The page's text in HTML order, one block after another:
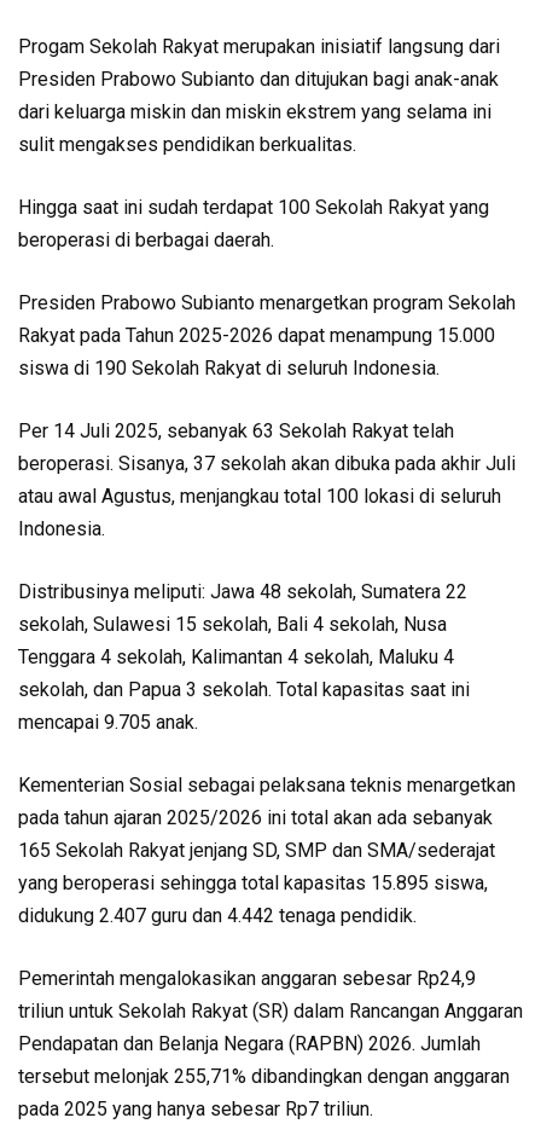
Progam Sekolah Rakyat merupakan inisiatif langsung dari
Presiden Prabowo Subianto dan ditujukan bagi anak-anak
dari keluarga miskin dan miskin ekstrem yang selama ini
sulit mengakses pendidikan berkualitas.
Hingga saat ini sudah terdapat 100 Sekolah Rakyat yang
beroperasi di berbagai daerah.
Presiden Prabowo Subianto menargetkan program Sekolah
Rakyat pada Tahun 2025-2026 dapat menampung 15.000
siswa di 190 Sekolah Rakyat di seluruh Indonesia.
Per 14 Juli 2025, sebanyak 63 Sekolah Rakyat telah
beroperasi. Sisanya, 37 sekolah akan dibuka pada akhir Juli
atau awal Agustus, menjangkau total 100 lokasi di seluruh
Indonesia.
Distribusinya meliputi: Jawa 48 sekolah, Sumatera 22
sekolah, Sulawesi 15 sekolah, Bali 4 sekolah, Nusa
Tenggara 4 sekolah, Kalimantan 4 sekolah, Maluku 4
sekolah, dan Papua 3 sekolah. Total kapasitas saat ini
mencapai 9.705 anak.
Kementerian Sosial sebagai pelaksana teknis menargetkan
pada tahun ajaran 2025/2026 ini total akan ada sebanyak
165 Sekolah Rakyat jenjang SD, SMP dan SMA/sederajat
yang beroperasi sehingga total kapasitas 15.895 siswa,
didukung 2.407 guru dan 4.442 tenaga pendidik.
Pemerintah mengalokasikan anggaran sebesar Rp24,9
triliun untuk Sekolah Rakyat (SR) dalam Rancangan Anggaran
Pendapatan dan Belanja Negara (RAPBN) 2026. Jumlah
tersebut melonjak 255,71% dibandingkan dengan anggaran
pada 2025 yang hanya sebesar Rp7 triliun.